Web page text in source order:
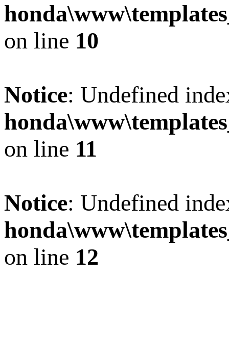
on line 10
Notice: Undefined
on line 11
Notice: Undefined
on line 12